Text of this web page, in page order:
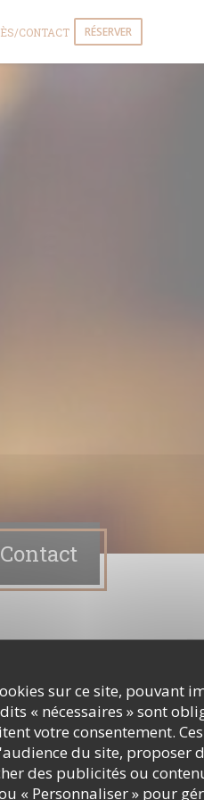
sur ce site, pouvant
« nécessaires » sont
votre consentement.
du site, proposer
des publicités ou
« Personnaliser » pour
CONTACT RÉSERVER